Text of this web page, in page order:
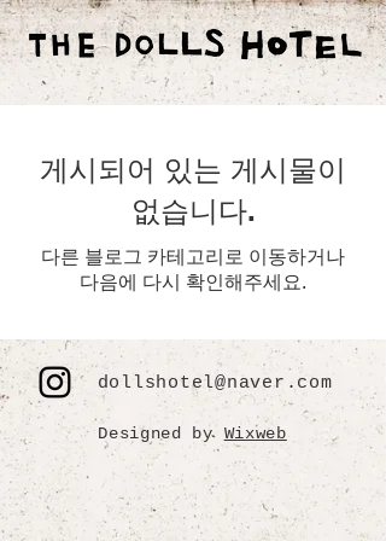
게시되어 있는 게시물이
없습니다.
다른 블로그 카테고리로 이동하거나
다음에 다시 확인해주세요.
dollshotel@naver.com
Designed by Wixweb